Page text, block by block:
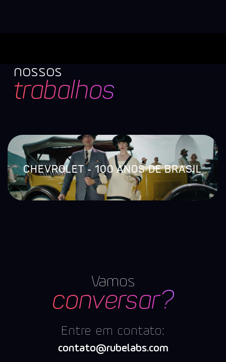
nossos
trabalhos
CHEVROLET - 100 ANOS DE BRASIL
Vamos
conversar?
Entre em contato:
contato@rubelabs.com